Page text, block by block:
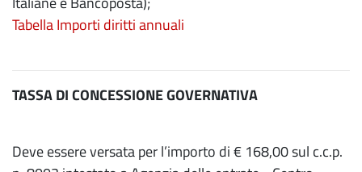
Tabella Importi diritti annuali
TASSA DI CONCESSIONE GOVERNATIVA
Deve essere versata per l’importo di € 168,00 sul c.c.p.